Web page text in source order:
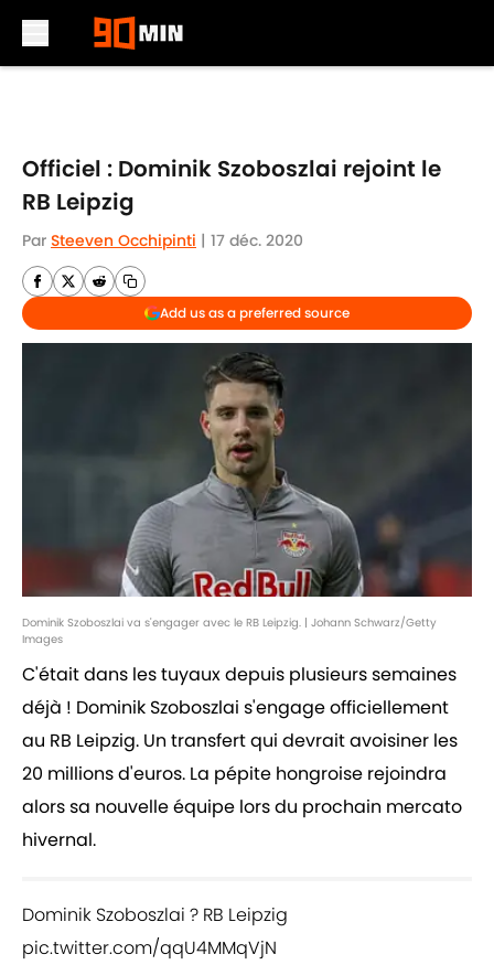
Officiel : Dominik Szoboszlai rejoint le
RB Leipzig
Par Steeven Occhipinti | 17 déc. 2020
Add us as a preferred source
Dominik Szoboszlai va s'engager avec le RB Leipzig. | Johann Schwarz/Getty
Images
C'était dans les tuyaux depuis plusieurs semaines
déjà ! Dominik Szoboszlai s'engage officiellement
au RB Leipzig. Un transfert qui devrait avoisiner les
20 millions d'euros. La pépite hongroise rejoindra
alors sa nouvelle équipe lors du prochain mercato
hivernal.
Dominik Szoboszlai ? RB Leipzig
pic.twitter.com/qqU4MMqVjN